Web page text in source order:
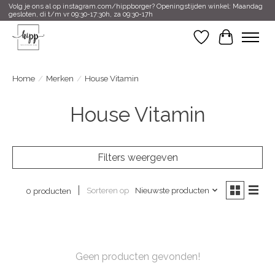
Volg je ons al op instagram.com/hippborger? Openingstijden winkel: Maandag
gesloten, di t/m vr 09:30-17:30h, za 09:30-17h
Verlanglijst
Home / Merken / House Vitamin
House Vitamin
Filters weergeven
0 producten Sorteren op Nieuwste producten
Geen producten gevonden!